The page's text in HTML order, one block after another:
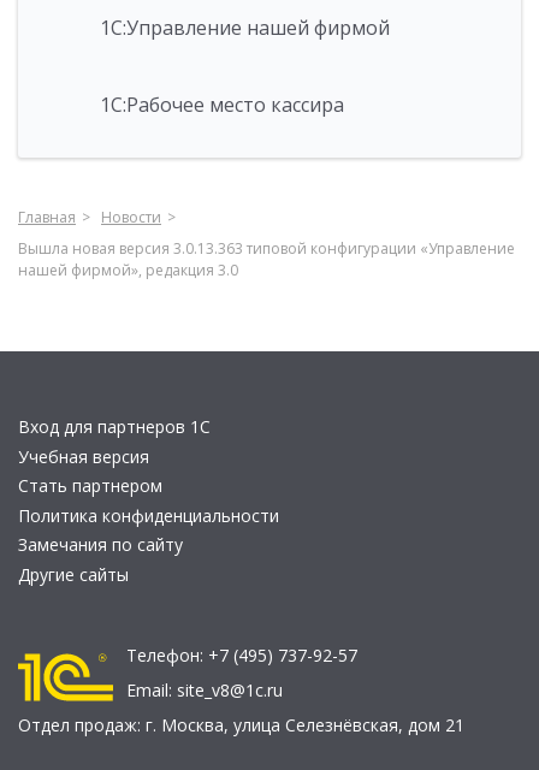
1С:Управление нашей фирмой
1С:Рабочее место кассира
Главная
Новости
Вышла новая версия 3.0.13.363 типовой конфигурации «Управление
нашей фирмой», редакция 3.0
Вход для партнеров 1С
Учебная версия
Стать партнером
Политика конфиденциальности
Замечания по сайту
Другие сайты
Телефон: +7 (495) 737-92-57
Email: site_v8@1c.ru
Отдел продаж: г. Москва, улица Селезнёвская, дом 21